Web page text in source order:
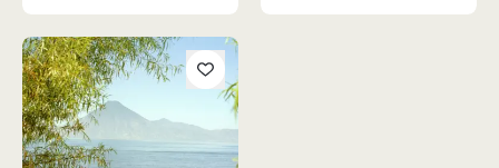
Kør-selv eventyr i Guatemala